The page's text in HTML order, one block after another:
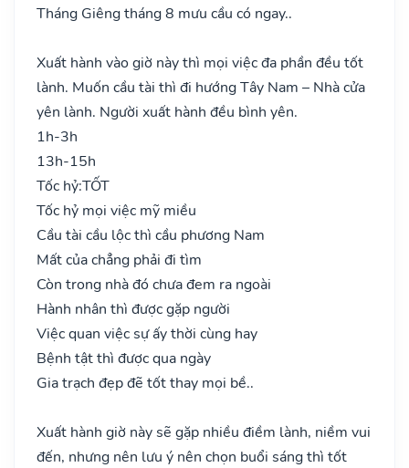
Tháng Giêng tháng 8 mưu cầu có ngay..
Xuất hành vào giờ này thì mọi việc đa phần đều tốt
lành. Muốn cầu tài thì đi hướng Tây Nam – Nhà cửa
yên lành. Người xuất hành đều bình yên.
1h-3h
13h-15h
Tốc hỷ:TỐT
Tốc hỷ mọi việc mỹ miều
Cầu tài cầu lộc thì cầu phương Nam
Mất của chẳng phải đi tìm
Còn trong nhà đó chưa đem ra ngoài
Hành nhân thì được gặp người
Việc quan việc sự ấy thời cùng hay
Bệnh tật thì được qua ngày
Gia trạch đẹp đẽ tốt thay mọi bề..
Xuất hành giờ này sẽ gặp nhiều điềm lành, niềm vui
đến, nhưng nên lưu ý nên chọn buổi sáng thì tốt